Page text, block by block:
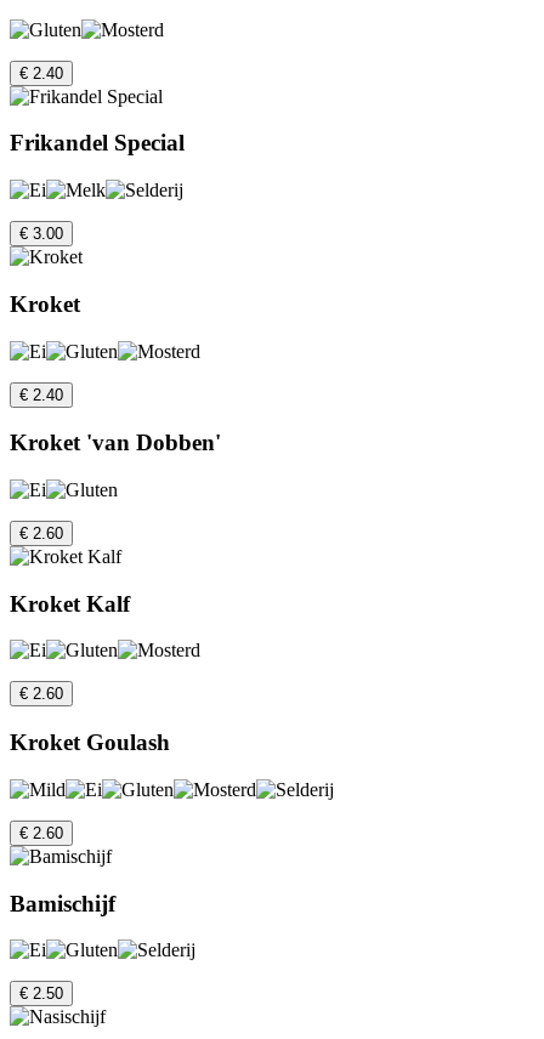
€ 2.40
Frikandel Special
€ 3.00
Kroket
€ 2.40
Kroket 'van Dobben'
€ 2.60
Kroket Kalf
€ 2.60
Kroket Goulash
€ 2.60
Bamischijf
€ 2.50